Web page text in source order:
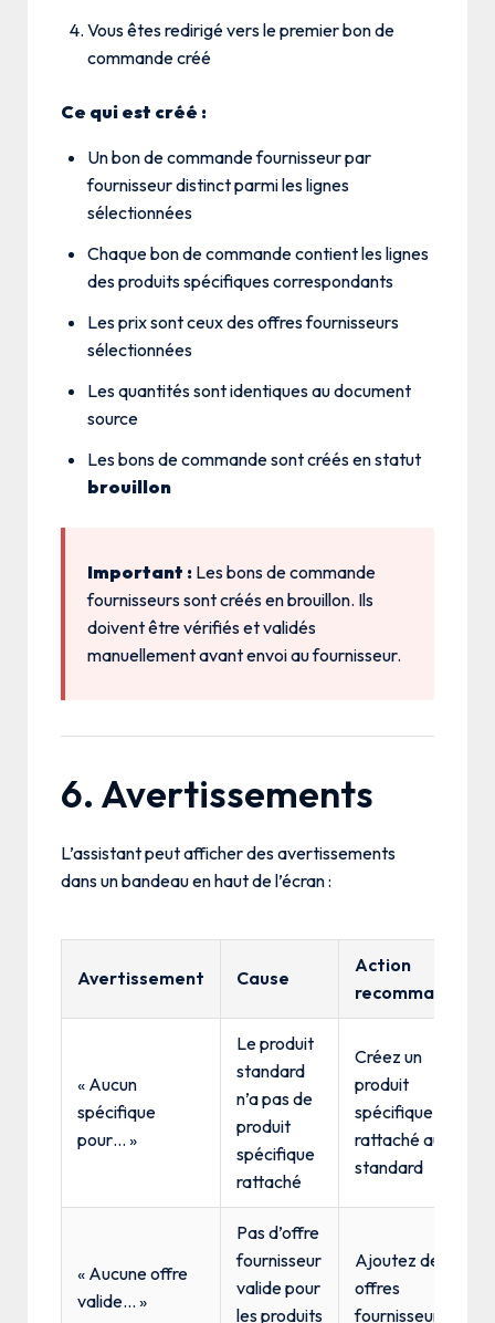
Vous êtes redirigé vers le premier bon de
commande créé
Ce qui est créé :
Un bon de commande fournisseur par
fournisseur distinct parmi les lignes
sélectionnées
Chaque bon de commande contient les lignes
des produits spécifiques correspondants
Les prix sont ceux des offres fournisseurs
sélectionnées
Les quantités sont identiques au document
source
Les bons de commande sont créés en statut
brouillon
Important : Les bons de commande
fournisseurs sont créés en brouillon. Ils
doivent être vérifiés et validés
manuellement avant envoi au fournisseur.
6. Avertissements
L’assistant peut afficher des avertissements
dans un bandeau en haut de l’écran :
Avertissement Cause
Action
recommandée
« Aucun
spécifique
pour… »
Le produit
standard
n’a pas de
produit
spécifique
rattaché
Créez un
produit
spécifique
rattaché au
standard
« Aucune offre
valide… »
Pas d’offre
fournisseur
valide pour
les produits
Ajoutez des
offres
fournisseurs